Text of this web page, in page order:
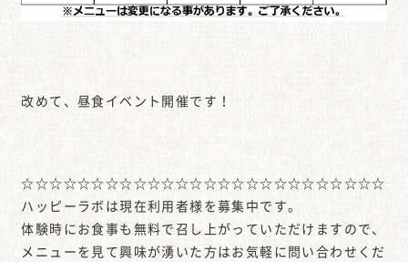
改めて、昼食イベント開催です！
☆☆☆☆☆☆☆☆☆☆☆☆☆☆☆☆☆☆☆☆☆☆☆☆☆☆
ハッピーラボは現在利用者様を募集中です。
体験時にお食事も無料で召し上がっていただけますので、
メニューを見て興味が湧いた方はお気軽に問い合わせくだ